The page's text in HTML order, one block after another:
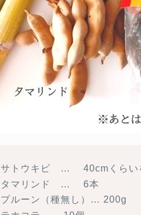
サトウキビ … 40cmくらい
タマリンド … 6本
プルーン（種無し）… 200g